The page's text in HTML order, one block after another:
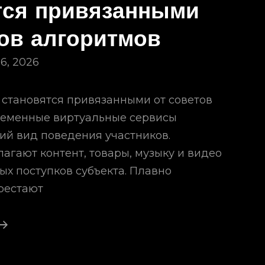
привязанными
алгоритмов
2026
привязанными от советов
виртуальные сервисы
вид поведения участников.
контент, товары, музыку и видео
поступков субъекта. Плавно
Почему